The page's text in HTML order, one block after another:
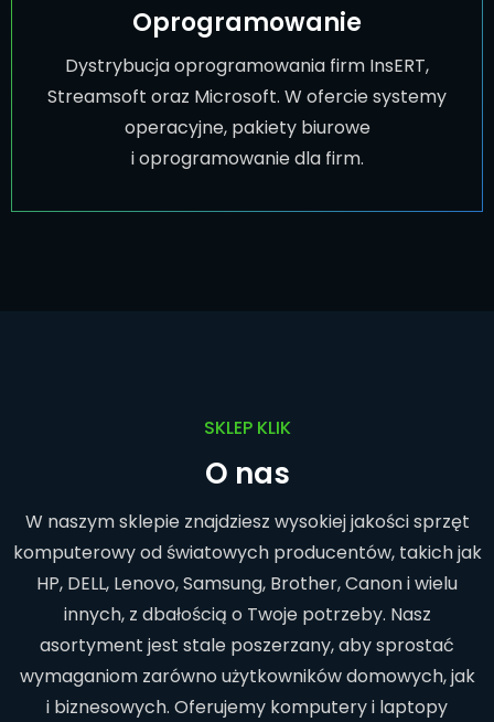
Oprogramowanie
Dystrybucja oprogramowania firm InsERT,
Streamsoft oraz Microsoft. W ofercie systemy
operacyjne, pakiety biurowe
i oprogramowanie dla firm.
SKLEP KLIK
O nas
W naszym sklepie znajdziesz wysokiej jakości sprzęt
komputerowy od światowych producentów, takich jak
HP, DELL, Lenovo, Samsung, Brother, Canon i wielu
innych, z dbałością o Twoje potrzeby. Nasz
asortyment jest stale poszerzany, aby sprostać
wymaganiom zarówno użytkowników domowych, jak
i biznesowych. Oferujemy komputery i laptopy